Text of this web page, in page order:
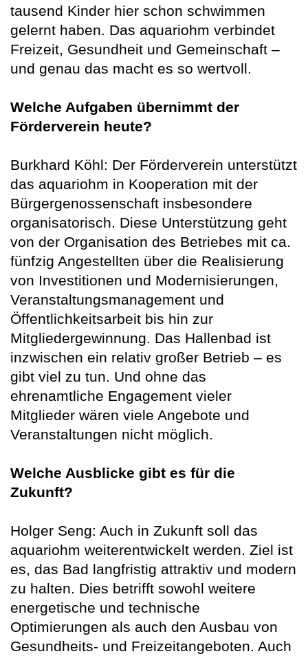
tausend Kinder hier schon schwimmen
gelernt haben. Das aquariohm verbindet
Freizeit, Gesundheit und Gemeinschaft –
und genau das macht es so wertvoll.
Welche Aufgaben übernimmt der
Förderverein heute?
Burkhard Köhl: Der Förderverein unterstützt
das aquariohm in Kooperation mit der
Bürgergenossenschaft insbesondere
organisatorisch. Diese Unterstützung geht
von der Organisation des Betriebes mit ca.
fünfzig Angestellten über die Realisierung
von Investitionen und Modernisierungen,
Veranstaltungsmanagement und
Öffentlichkeitsarbeit bis hin zur
Mitgliedergewinnung. Das Hallenbad ist
inzwischen ein relativ großer Betrieb – es
gibt viel zu tun. Und ohne das
ehrenamtliche Engagement vieler
Mitglieder wären viele Angebote und
Veranstaltungen nicht möglich.
Welche Ausblicke gibt es für die
Zukunft?
Holger Seng: Auch in Zukunft soll das
aquariohm weiterentwickelt werden. Ziel ist
es, das Bad langfristig attraktiv und modern
zu halten. Dies betrifft sowohl weitere
energetische und technische
Optimierungen als auch den Ausbau von
Gesundheits- und Freizeitangeboten. Auch